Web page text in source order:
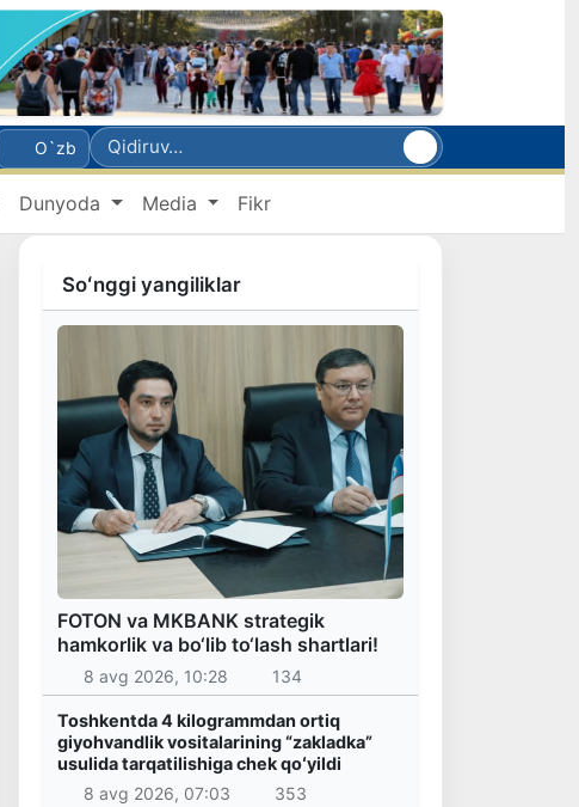
O`zb
Dunyoda Media Fikr
Soʻnggi yangiliklar
FOTON va MKBANK strategik
hamkorlik va bo‘lib to‘lash shartlari!
8 avg 2026, 10:28 134
Toshkentda 4 kilogrammdan ortiq
giyohvandlik vositalarining “zakladka”
usulida tarqatilishiga chek qoʻyildi
8 avg 2026, 07:03
353